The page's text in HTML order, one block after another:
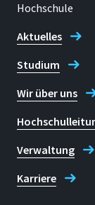
Telefon
Bitte
Kontaktzeiten
Wir
Hochschule
Aktuelles
Studium
Wir über uns
Verwaltung
Karriere